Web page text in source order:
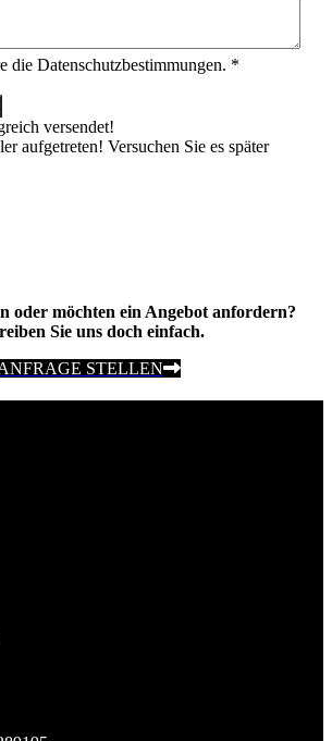
die Datenschutzbestimmungen. *
versendet!
aufgetreten! Versuchen Sie es später
oder möchten ein Angebot anfordern?
Sie uns doch einfach.
STELLEN